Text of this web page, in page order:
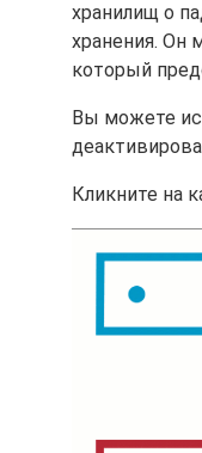
хранилищ о
хранения. Он
который
Вы можете
Кликните на